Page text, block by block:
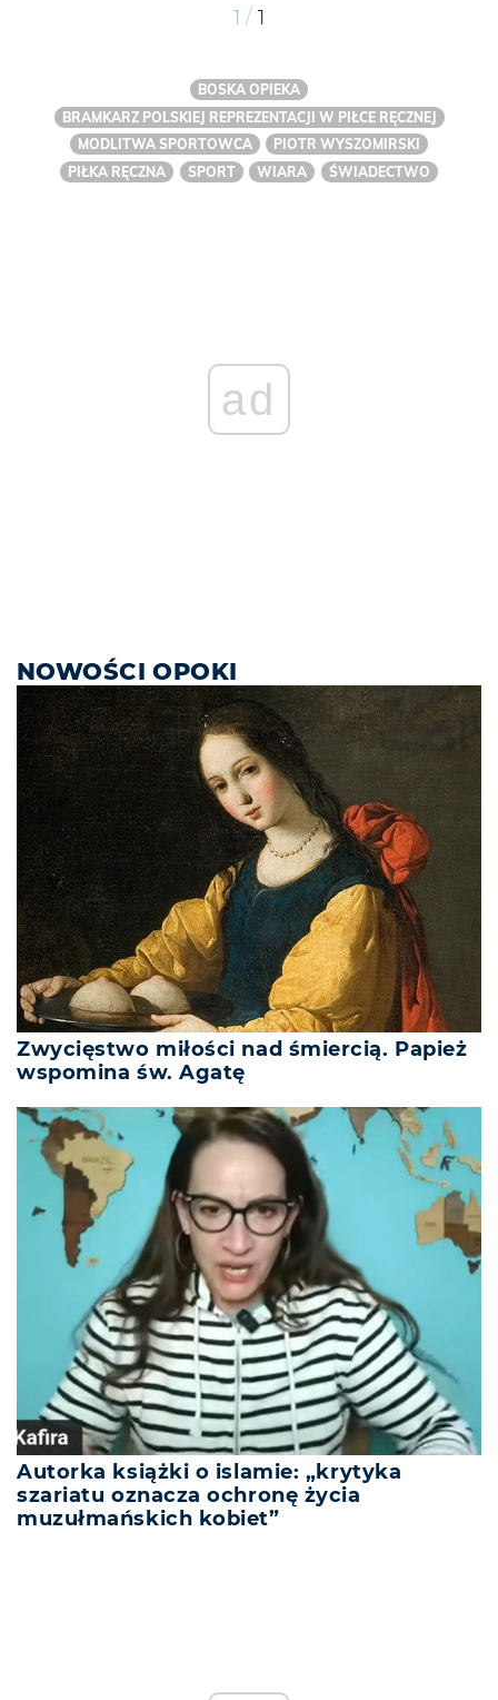
1 / 1
BOSKA OPIEKA
BRAMKARZ POLSKIEJ REPREZENTACJI W PIŁCE RĘCZNEJ
MODLITWA SPORTOWCA
PIOTR WYSZOMIRSKI
PIŁKA RĘCZNA
SPORT WIARA ŚWIADECTWO
ad
NOWOŚCI OPOKI
Zwycięstwo miłości nad śmiercią. Papież
wspomina św. Agatę
Autorka książki o islamie: „krytyka
szariatu oznacza ochronę życia
muzułmańskich kobiet”